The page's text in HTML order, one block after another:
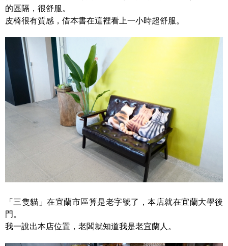
的區隔，很舒服。
皮椅很有質感，借本書在這裡看上一小時超舒服。
「三隻貓」在宜蘭市區算是老字號了，本店就在宜蘭大學後
門。
我一說出本店位置，老闆就知道我是老宜蘭人。